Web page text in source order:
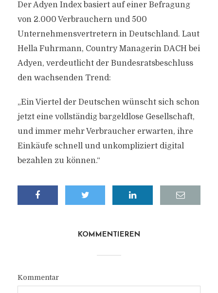
Der Adyen Index basiert auf einer Befragung
von 2.000 Verbrauchern und 500
Unternehmensvertretern in Deutschland. Laut
Hella Fuhrmann, Country Managerin DACH bei
Adyen, verdeutlicht der Bundesratsbeschluss
den wachsenden Trend:
„Ein Viertel der Deutschen wünscht sich schon
jetzt eine vollständig bargeldlose Gesellschaft,
und immer mehr Verbraucher erwarten, ihre
Einkäufe schnell und unkompliziert digital
bezahlen zu können.“
KOMMENTIEREN
Kommentar